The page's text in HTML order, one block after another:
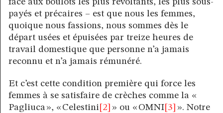
payés et précaires – est que nous les femmes,
quoique nous fassions, nous sommes dès le
départ usées et épuisées par treize heures de
travail domestique que personne n’a jamais
reconnu et n’a jamais rémunéré.
Et c’est cette condition première qui force les
femmes à se satisfaire de crèches comme la «
Pagliuca », « Celestini[2] » ou « OMNI[3] ». Notre